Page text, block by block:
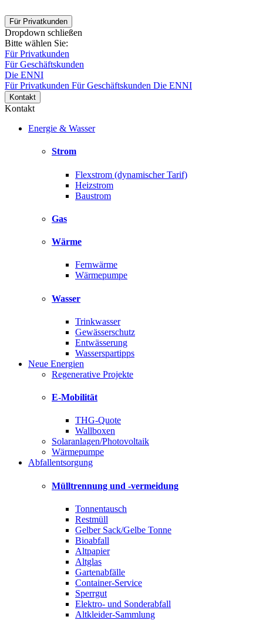
Für Privatkunden
Dropdown schließen
Bitte wählen Sie:
Für Privatkunden
Für Geschäftskunden
Die ENNI
Für Privatkunden Für Geschäftskunden Die ENNI
Kontakt
Kontakt
Energie & Wasser
Strom
Flexstrom (dynamischer Tarif)
Heizstrom
Baustrom
Gas
Wärme
Fernwärme
Wärmepumpe
Wasser
Trinkwasser
Gewässerschutz
Entwässerung
Wasserspartipps
Neue Energien
Regenerative Projekte
E-Mobilität
THG-Quote
Wallboxen
Solaranlagen/Photovoltaik
Wärmepumpe
Abfallentsorgung
Mülltrennung und -vermeidung
Tonnentausch
Restmüll
Gelber Sack/Gelbe Tonne
Bioabfall
Altpapier
Altglas
Gartenabfälle
Container-Service
Sperrgut
Elektro- und Sonderabfall
Altkleider-Sammlung